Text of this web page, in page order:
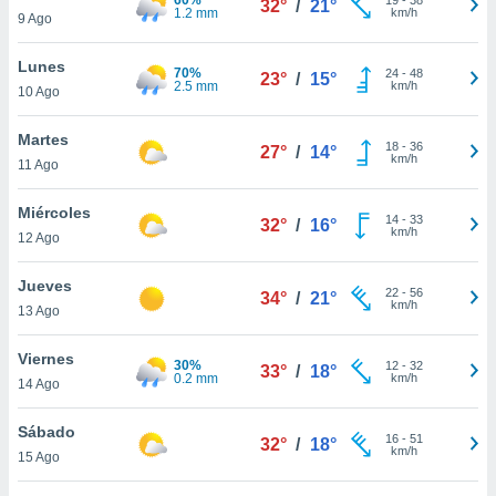
más
nuestra
y
de
disponible
cookies
aceptar
9 Ago
1.2 mm
32° / 21°
km/h
Lunes
10 Ago
70%
2.5 mm
23° / 15° 24- 48
km/h
Martes
11 Ago
27° / 14° 18- 36
km/h
Miércoles
12 Ago
32° / 16° 14- 33
km/h
Jueves
13 Ago
34° / 21° 22- 56
km/h
Viernes
14 Ago
30%
0.2 mm
33° / 18° 12- 32
km/h
Sábado
15 Ago
32° / 18° 16- 51
km/h